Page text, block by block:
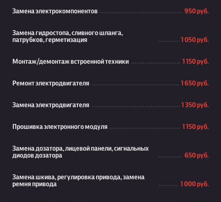
Замена электрокомпонентов 950 руб.
Замена гидростопа, сливного шланга,
патрубков, герметизация
1 050 руб.
Монтаж/демонтаж встроенной техники 1 150 руб.
Ремонт электродвигателя 1 650 руб.
Замена электродвигателя 1 350 руб.
Прошивка электронного модуля 1 150 руб.
Замена дозатора, лицевой панели, сигнальных
диодов дозатора
650 руб.
Замена шкива, регулировка привода, замена
ремня привода
1 000 руб.